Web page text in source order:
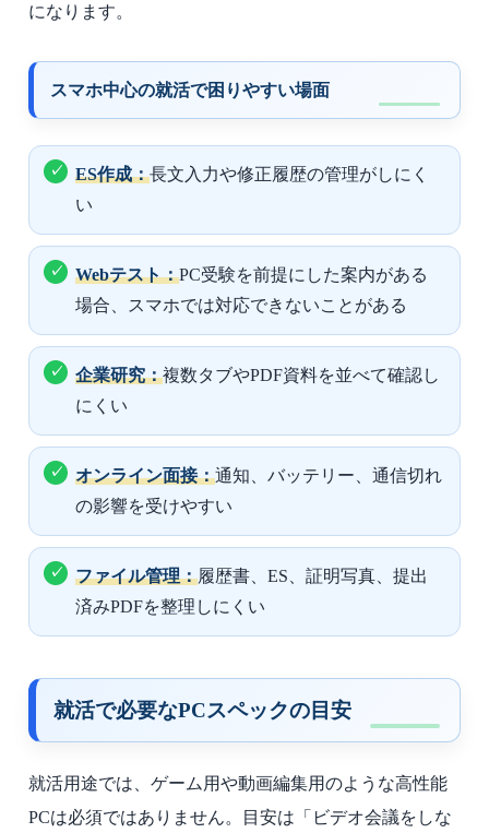
になります。
スマホ中心の就活で困りやすい場面
ES作成：長文入力や修正履歴の管理がしにく
い
Webテスト：PC受験を前提にした案内がある
場合、スマホでは対応できないことがある
企業研究：複数タブやPDF資料を並べて確認し
にくい
オンライン面接：通知、バッテリー、通信切れ
の影響を受けやすい
ファイル管理：履歴書、ES、証明写真、提出
済みPDFを整理しにくい
就活で必要なPCスペックの目安
就活用途では、ゲーム用や動画編集用のような高性能
PCは必須ではありません。目安は「ビデオ会議をしな